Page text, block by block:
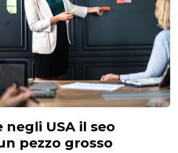
negli USA il seo
pezzo grosso